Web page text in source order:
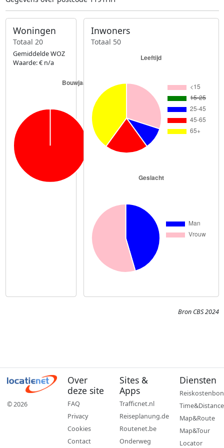
Woningen
Totaal 20
Gemiddelde WOZ
Waarde: € n/a
Inwoners
Totaal 50
Bron CBS 2024
© 2026
Over
deze site
FAQ
Privacy
Cookies
Contact
Sites &
Apps
Trafficnet.nl
Reiseplanung.de
Routenet.be
Onderweg
Diensten
Reiskostenbon
Time&Distance
Map&Route
Map&Tour
Locator